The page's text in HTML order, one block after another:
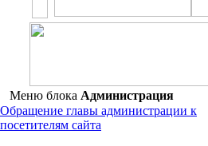
Меню блока Администрация
Обращение главы администрации к
посетителям сайта